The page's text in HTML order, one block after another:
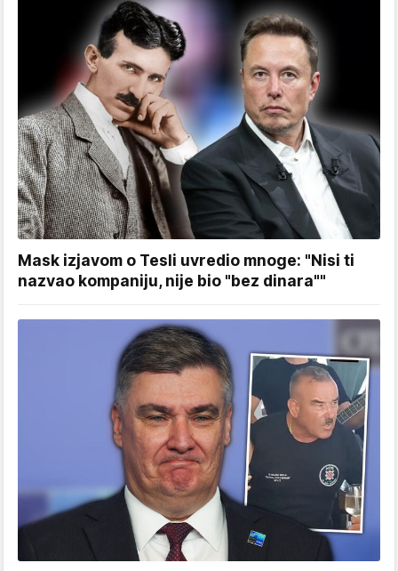
Mask izjavom o Tesli uvredio mnoge: "Nisi ti
nazvao kompaniju, nije bio "bez dinara""